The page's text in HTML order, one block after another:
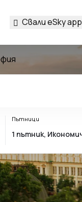
Свали eSky app
Пътници